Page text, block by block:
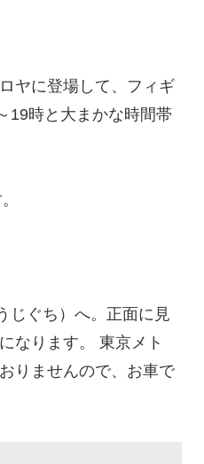
ヤに登場して、フィギ
19時と大まかな時間帯
じぐち）へ。正面に見
なります。 東京メト
りませんので、お車で